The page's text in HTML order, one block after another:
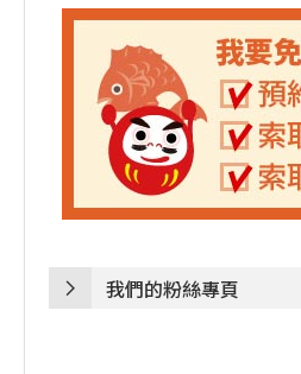
我們的粉絲專頁